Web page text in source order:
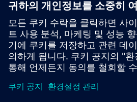
지원 센터
피드백 제공
저작권침해 보고
© Siemens
2026